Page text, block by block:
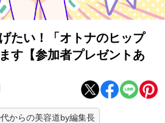
たい！「オトナのヒップ
す【参加者プレゼントあ
からの美容道by編集長